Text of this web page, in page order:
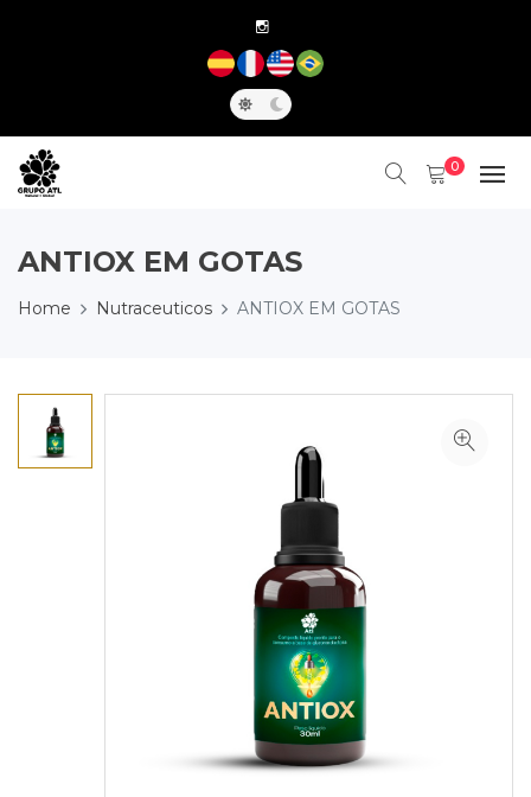
0
ANTIOX EM GOTAS
Home Nutraceuticos ANTIOX EM GOTAS